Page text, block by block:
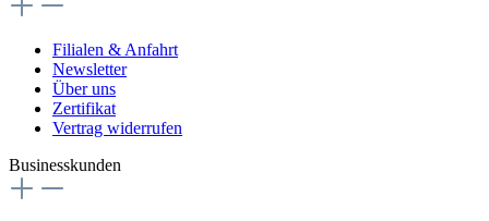
Filialen & Anfahrt
Newsletter
Über uns
Zertifikat
Vertrag widerrufen
Businesskunden